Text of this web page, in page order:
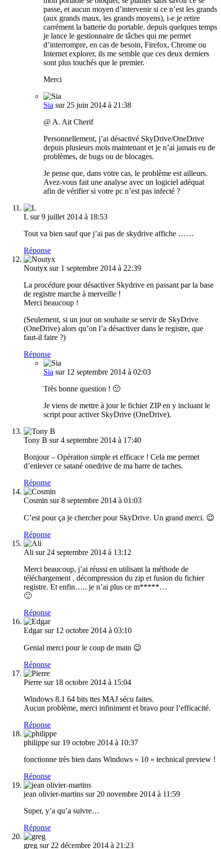
passe, et aucun moyen d’intervenir si ce n’est les grands
(aux grands maux, les grands moyens), i-e je retire
carrément la batterie du portable. depuis quelques temps
je lance le gestionnaire de tâches qui me permet
d’interrompre, en cas de besoin, Firefox, Chrome ou
Internet explorer, ils me semble que ces deux derniers
sont plus touchés que le premier.
Merci
Sia sur 25 juin 2014 à 21:38
@ A. Ait Cherif
Personnellement, j’ai désactivé SkyDrive/OneDrive
depuis plusieurs mois maintenant et je n’ai jamais eu de
problèmes, de bugs ou de blocages.
Je pense que, dans votre cas, le problème est ailleurs.
Avez-vous fait une analyse avec un logiciel adéquat
afin de vérifier si votre pc n’est pas infecté ?
L sur 9 juillet 2014 à 18:53
Tout va bien sauf que j’ai pas de skydrive affiche ……
Réponse
Noutyx sur 1 septembre 2014 à 22:39
La procédure pour désactiver Skydrive en passant par la base
de registre marche à merveille !
Merci beaucoup !
(Seulement, si un jour on souhaite se servir de SkyDrive
(OneDrive) alors qu’on l’a désactiver dans le registre, que
faut-il faire ?)
Réponse
Sia sur 12 septembre 2014 à 02:03
Très bonne question ! 🙂
Je viens de mettre à jour le fichier ZIP en y incluant le
script pour activer SkyDrive (OneDrive).
Tony B sur 4 septembre 2014 à 17:40
Bonjour – Opération simple et efficace ! Cela me permet
d’enlever ce satané onedrive de ma barre de taches.
Réponse
Cosmin sur 8 septembre 2014 à 01:03
C’est pour ça je chercher pour SkyDrive. Un grand merci. 😉
Réponse
Ali sur 24 septembre 2014 à 13:12
Merci beaucoup, j’ai réussi en utilisant la méthode de
téléchargement , décompression du zip et fusion du fichier
registre. Et enfin….. je n’ai plus ce m*****…
🙂
Réponse
Edgar sur 12 octobre 2014 à 03:10
Genial merci pour le coup de main 😉
Réponse
Pierre sur 18 octobre 2014 à 15:04
Windows 8.1 64 bits ttes MAJ sécu faites.
Aucun problème, merci infiniment et bravo pour l’efficacité.
Réponse
philippe sur 19 octobre 2014 à 10:37
fonctionne très bien dans Windows « 10 » technical preview !
Réponse
jean olivier-martins sur 20 novembre 2014 à 11:59
Super, y’a qu’a suivre…
Réponse
greg sur 22 décembre 2014 à 21:23